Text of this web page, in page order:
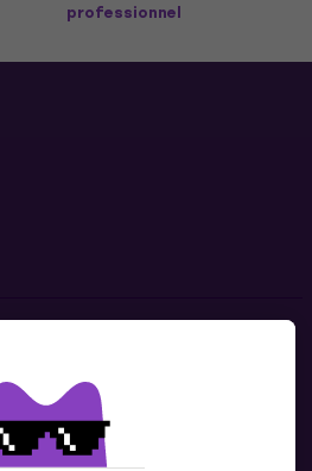
professionnel
nous